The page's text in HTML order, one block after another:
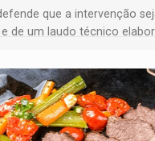
que a intervenção
de um laudo técnico